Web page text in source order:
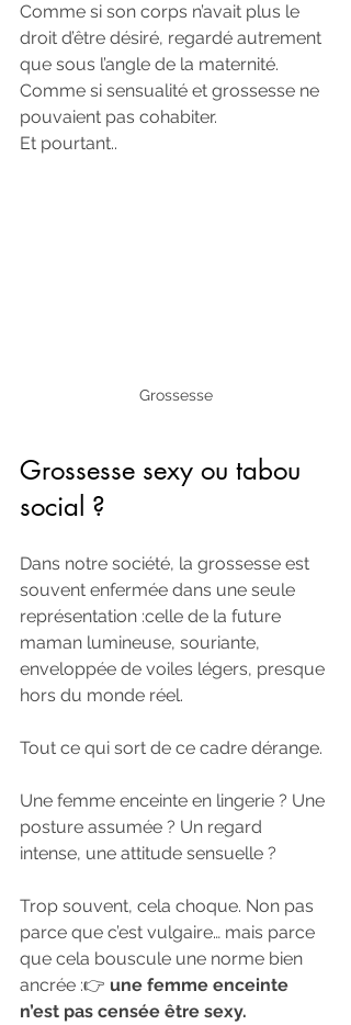
Comme si son corps n’avait plus le
droit d’être désiré, regardé autrement
que sous l’angle de la maternité.
Comme si sensualité et grossesse ne
pouvaient pas cohabiter.
Et pourtant..
Grossesse
Grossesse sexy ou tabou
social ?
Dans notre société, la grossesse est
souvent enfermée dans une seule
représentation :celle de la future
maman lumineuse, souriante,
enveloppée de voiles légers, presque
hors du monde réel.
Tout ce qui sort de ce cadre dérange.
Une femme enceinte en lingerie ? Une
posture assumée ? Un regard
intense, une attitude sensuelle ?
Trop souvent, cela choque. Non pas
parce que c’est vulgaire… mais parce
que cela bouscule une norme bien
ancrée :👉 une femme enceinte
n’est pas censée être sexy.